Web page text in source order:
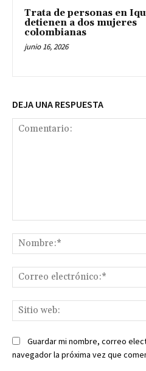
Trata de personas en
detienen a dos mujeres
colombianas
junio 16, 2026
DEJA UNA RESPUESTA
Guardar mi nombre, correo
navegador la próxima vez que